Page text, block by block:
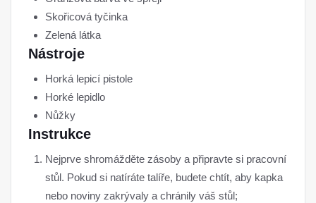
Skořicová tyčinka
Zelená látka
Nástroje
Horká lepicí pistole
Horké lepidlo
Nůžky
Instrukce
Nejprve shromážděte zásoby a připravte si pracovní
stůl. Pokud si natíráte talíře, budete chtít, aby kapka
nebo noviny zakrývaly a chránily váš stůl;